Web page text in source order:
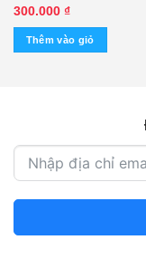
Tú (KGNSA) – cái
300.000 ₫
Thêm vào giỏ